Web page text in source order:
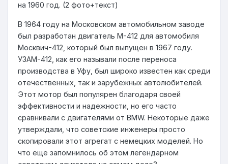
В 1964 году на Московском автомобильном заводе
был разработан двигатель М-412 для автомобиля
Москвич-412, который был выпущен в 1967 году.
УЗАМ-412, как его называли после переноса
производства в Уфу, был широко известен как среди
отечественных, так и зарубежных автолюбителей.
Этот мотор был популярен благодаря своей
эффективности и надежности, но его часто
сравнивали с двигателями от BMW. Некоторые даже
утверждали, что советские инженеры просто
скопировали этот агрегат с немецких моделей. Но
что еще запомнилось об этом легендарном